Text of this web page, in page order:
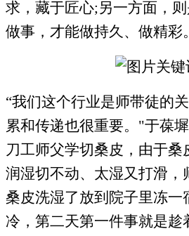
求，藏于匠心;另一方面，
做事，才能做持久、做精彩。
“我们这个行业是师带徒的
累和传递也很重要。 "于葆
刀工师父学切桑皮，由于桑
润湿切不动、太湿又打滑，
桑皮洗湿了放到院子里冻一
冷，第二天第一件事就是趁